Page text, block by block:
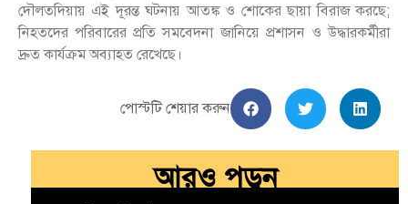
দৌলতদিয়ায় এই দূরন্ত ঘটনায় আতঙ্ক ও শোকের ছায়া বিরাজ করছে;
নিহতদের পরিবারের প্রতি সমবেদনা জানিয়ে প্রশাসন ও উদ্ধারকর্মীরা
দ্রুত কার্যক্রম অব্যাহত রেখেছে।
পোস্টটি শেয়ার করুন
আরও পড়ুন